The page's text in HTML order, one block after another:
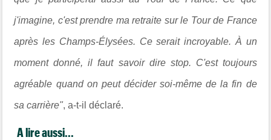
j'imagine, c'est prendre ma retraite sur le Tour de France
après les Champs-Élysées. Ce serait incroyable. À un
moment donné, il faut savoir dire stop. C'est toujours
agréable quand on peut décider soi-même de la fin de
sa carrière", a-t-il déclaré.
A lire aussi...